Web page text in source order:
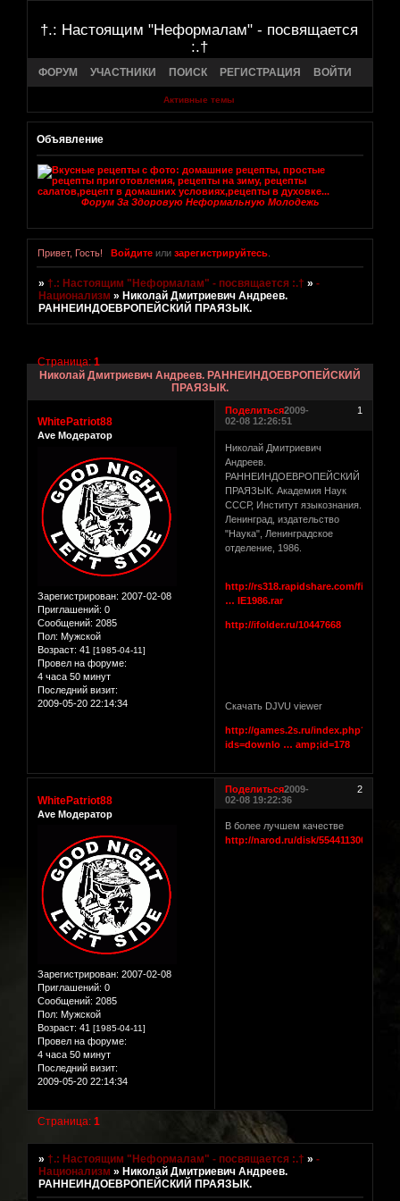
†.: Настоящим "Неформалам" - посвящается
:.†
ФОРУМ УЧАСТНИКИ ПОИСК РЕГИСТРАЦИЯ ВОЙТИ
Активные темы
Объявление
Форум За Здоровую Неформальную Молодежь
Привет, Гость! Войдитеили зарегистрируйтесь.
»†.: Настоящим "Неформалам" - посвящается :.† »-
Национализм » Николай Дмитриевич Андреев.
РАННЕИНДОЕВРОПЕЙСКИЙ ПРАЯЗЫК.
Николай Дмитриевич Андреев. РАННЕИНДОЕВРОПЕЙСКИЙ
ПРАЯЗЫК.
Страница:1
Поделиться 1
2009-
02-08 12:26:51
WhitePatriot88
Ave Модератор
Зарегистрирован: 2007-02-08
Приглашений: 0
Сообщений: 2085
Пол: Мужской
Возраст: 41 [1985-04-11]
Провел на форуме:
4 часа 50 минут
Последний визит:
2009-05-20 22:14:34
Николай Дмитриевич
Андреев.
РАННЕИНДОЕВРОПЕЙСКИЙ
ПРАЯЗЫК. Академия Наук
СССР, Институт языкознания.
Ленинград, издательство
"Наука", Ленинградское
отделение, 1986.
http://rs318.rapidshare.com/files/
… IE1986.rar
http://ifolder.ru/10447668
Скачать DJVU viewer
http://games.2s.ru/index.php?
ids=downlo … amp;id=178
Поделиться 2
2009-
02-08 19:22:36
WhitePatriot88
Ave Модератор
Зарегистрирован: 2007-02-08
Приглашений: 0
Сообщений: 2085
Пол: Мужской
Возраст: 41 [1985-04-11]
Провел на форуме:
4 часа 50 минут
Последний визит:
2009-05-20 22:14:34
В более лучшем качестве
http://narod.ru/disk/5544113000/
Страница:1
»†.: Настоящим "Неформалам" - посвящается :.† »-
Национализм »Николай Дмитриевич Андреев.
РАННЕИНДОЕВРОПЕЙСКИЙ ПРАЯЗЫК.